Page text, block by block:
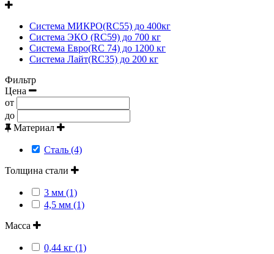
Система МИКРО(RC55) до 400кг
Система ЭКО (RC59) до 700 кг
Система Евро(RC 74) до 1200 кг
Система Лайт(RC35) до 200 кг
Фильтр
Цена
от
до
Материал
Сталь (4)
Толщина стали
3 мм (1)
4,5 мм (1)
Масса
0,44 кг (1)